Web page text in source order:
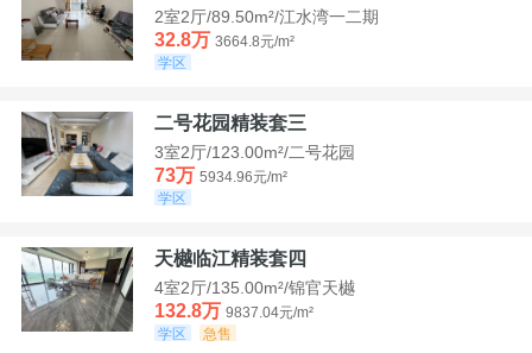
2室2厅/89.50m²/江水湾一二期
32.8万 3664.8元/m²
学区
二号花园精装套三
3室2厅/123.00m²/二号花园
73万 5934.96元/m²
学区
天樾临江精装套四
4室2厅/135.00m²/锦官天樾
132.8万 9837.04元/m²
学区
急售